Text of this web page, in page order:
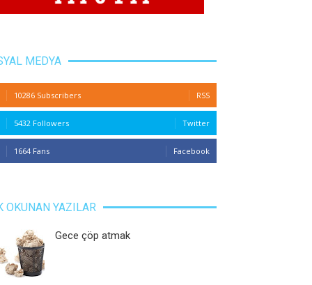
MEDYA
10286 Subscribers RSS
5432 Followers Twitter
1664 Fans Facebook
OKUNAN YAZILAR
Gece çöp atmak